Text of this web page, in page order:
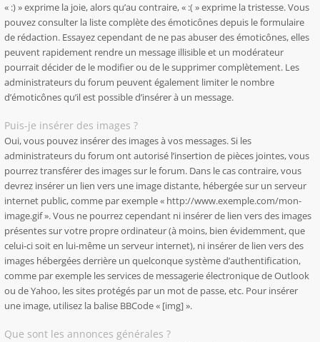
« :) » exprime la joie, alors qu’au contraire, « :( » exprime la tristesse. Vous
pouvez consulter la liste complète des émoticônes depuis le formulaire
de rédaction. Essayez cependant de ne pas abuser des émoticônes, elles
peuvent rapidement rendre un message illisible et un modérateur
pourrait décider de le modifier ou de le supprimer complètement. Les
administrateurs du forum peuvent également limiter le nombre
d’émoticônes qu’il est possible d’insérer à un message.
Puis-je insérer des images ?
Oui, vous pouvez insérer des images à vos messages. Si les
administrateurs du forum ont autorisé l’insertion de pièces jointes, vous
pourrez transférer des images sur le forum. Dans le cas contraire, vous
devrez insérer un lien vers une image distante, hébergée sur un serveur
internet public, comme par exemple « http://www.exemple.com/mon-
image.gif ». Vous ne pourrez cependant ni insérer de lien vers des images
présentes sur votre propre ordinateur (à moins, bien évidemment, que
celui-ci soit en lui-même un serveur internet), ni insérer de lien vers des
images hébergées derrière un quelconque système d’authentification,
comme par exemple les services de messagerie électronique de Outlook
ou de Yahoo, les sites protégés par un mot de passe, etc. Pour insérer
une image, utilisez la balise BBCode « [img] ».
Que sont les annonces générales ?